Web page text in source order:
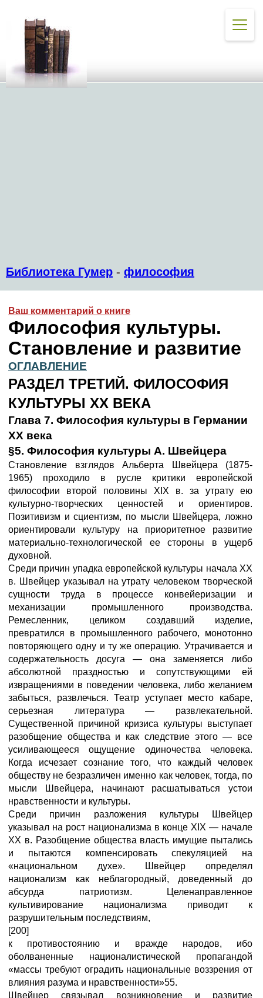
Библиотека Гумер - философия
Ваш комментарий о книге
Философия культуры.
Становление и развитие
ОГЛАВЛЕНИЕ
РАЗДЕЛ ТРЕТИЙ. ФИЛОСОФИЯ
КУЛЬТУРЫ XX ВЕКА
Глава 7. Философия культуры в Германии
XX века
§5. Философия культуры А. Швейцера
Становление взглядов Альберта Швейцера (1875-
1965) проходило в русле критики европейской
философии второй половины XIX в. за утрату ею
культурно-творческих ценностей и ориентиров.
Позитивизм и сциентизм, по мысли Швейцера, ложно
ориентировали культуру на приоритетное развитие
материально-технологической ее стороны в ущерб
духовной.
Среди причин упадка европейской культуры начала XX
в. Швейцер указывал на утрату человеком творческой
сущности труда в процессе конвейеризации и
механизации промышленного производства.
Ремесленник, целиком создавший изделие,
превратился в промышленного рабочего, монотонно
повторяющего одну и ту же операцию. Утрачивается и
содержательность досуга — она заменяется либо
абсолютной праздностью и сопутствующими ей
извращениями в поведении человека, либо желанием
забыться, развлечься. Театр уступает место кабаре,
серьезная литература — развлекательной.
Существенной причиной кризиса культуры выступает
разобщение общества и как следствие этого — все
усиливающееся ощущение одиночества человека.
Когда исчезает сознание того, что каждый человек
обществу не безразличен именно как человек, тогда, по
мысли Швейцера, начинают расшатываться устои
нравственности и культуры.
Среди причин разложения культуры Швейцер
указывал на рост национализма в конце XIX — начале
XX в. Разобщение общества власть имущие пытались
и пытаются компенсировать спекуляцией на
«национальном духе». Швейцер определял
национализм как неблагородный, доведенный до
абсурда патриотизм. Целенаправленное
культивирование национализма приводит к
разрушительным последствиям,
[200]
к противостоянию и вражде народов, ибо
оболваненные националистической пропагандой
«массы требуют оградить национальные воззрения от
влияния разума и нравственности»55.
Швейцер связывал возникновение и развитие